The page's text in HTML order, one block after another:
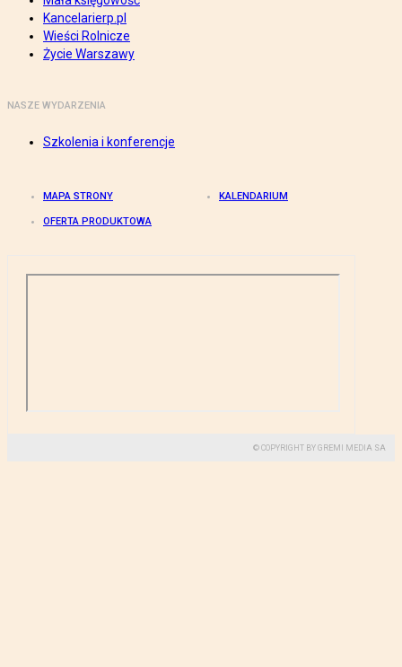
Kancelarierp.pl
Wieści Rolnicze
Życie Warszawy
NASZE WYDARZENIA
Szkolenia i konferencje
MAPA STRONY KALENDARIUM
OFERTA PRODUKTOWA
© COPYRIGHT BY GREMI MEDIA SA